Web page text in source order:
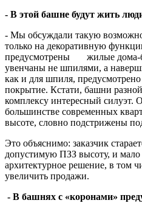
- В этой башне будут жить
- Мы обсуждали такую
только на декоративную
предусмотрены жилые дома-
увенчаны не шпилями, а
как и для шпиля,
покрытие. Кстати, башни
комплексу интересный
большинстве современных
высоте, словно подстрижены
Это объяснимо: заказчик
допустимую ПЗЗ высоту, и мало
архитектурное решение, в том
увеличить продажи.
- В башнях с «коронами»